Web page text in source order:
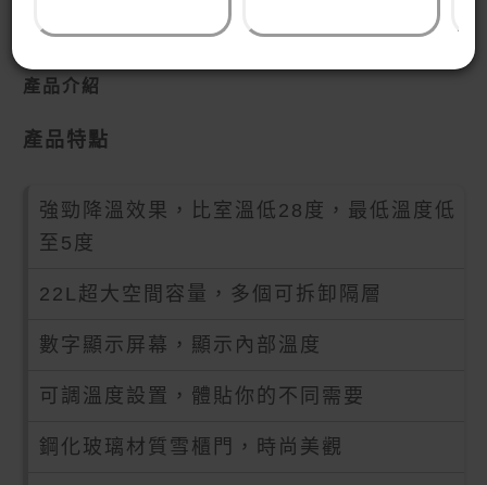
產品介紹
產品特點
強勁降溫效果，比室溫低28度，最低溫度低
至5度
22L超大空間容量，多個可拆卸隔層
數字顯示屏幕，顯示內部溫度
可調溫度設置，體貼你的不同需要
鋼化玻璃材質雪櫃門，時尚美觀